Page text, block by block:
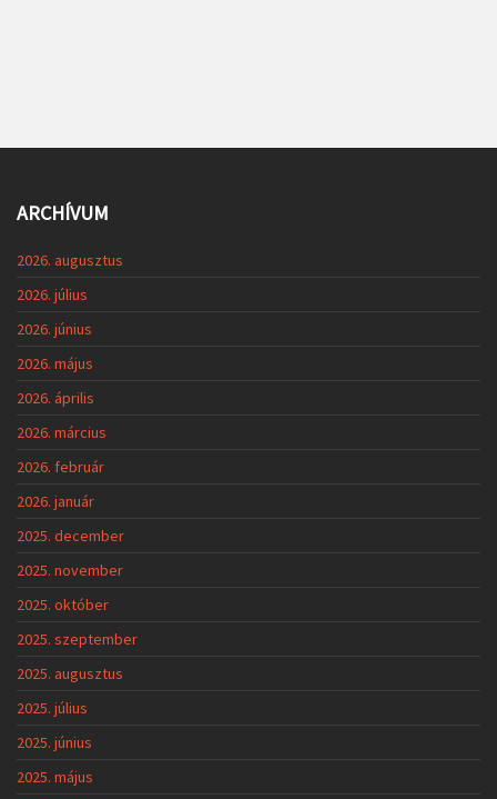
ARCHÍVUM
2026. augusztus
2026. július
2026. június
2026. május
2026. április
2026. március
2026. február
2026. január
2025. december
2025. november
2025. október
2025. szeptember
2025. augusztus
2025. július
2025. június
2025. május